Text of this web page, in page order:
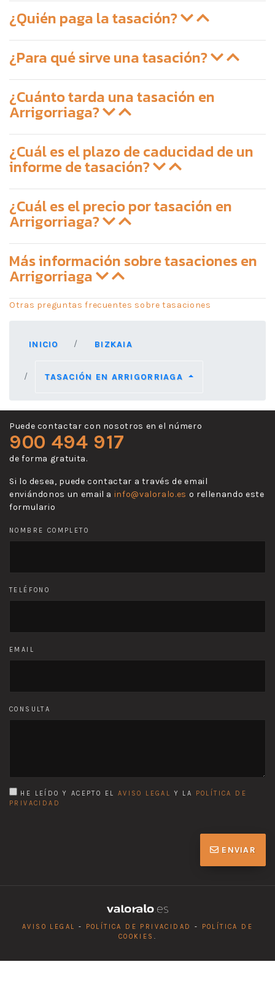
¿Quién paga la tasación?
¿Para qué sirve una tasación?
¿Cuánto tarda una tasación en
Arrigorriaga?
¿Cuál es el plazo de caducidad de un
informe de tasación?
¿Cuál es el precio por tasación en
Arrigorriaga?
Más información sobre tasaciones en
Arrigorriaga
Otras preguntas frecuentes sobre tasaciones
INICIO BIZKAIA
TASACIÓN EN ARRIGORRIAGA
Puede contactar con nosotros en el número
900 494 917
de forma gratuita.
Si lo desea, puede contactar a través de email
enviándonos un email a info@valoralo.es o rellenando este
formulario
NOMBRE COMPLETO
TELÉFONO
EMAIL
CONSULTA
HE LEÍDO Y ACEPTO EL AVISO LEGAL Y LA
POLÍTICA DE
PRIVACIDAD
ENVIAR
AVISO LEGAL - POLÍTICA DE PRIVACIDAD -
POLÍTICA DE
COOKIES .